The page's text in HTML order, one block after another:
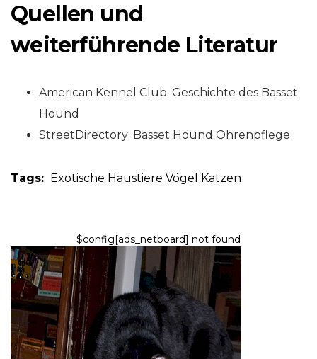
Quellen und
weiterführende Literatur
American Kennel Club: Geschichte des Basset
Hound
StreetDirectory: Basset Hound Ohrenpflege
Tags: Exotische Haustiere Vögel Katzen
$config[ads_netboard] not found